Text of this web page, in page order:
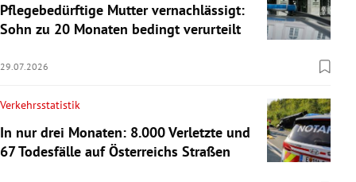
Pflegebedürftige Mutter vernachlässigt:
Sohn zu 20 Monaten bedingt verurteilt
29.07.2026
Verkehrsstatistik
In nur drei Monaten: 8.000 Verletzte und
67 Todesfälle auf Österreichs Straßen